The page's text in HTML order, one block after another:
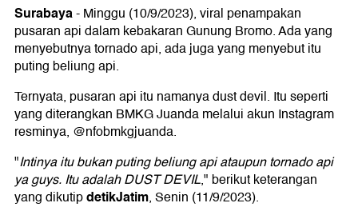
1. Siklus Dust Devil
2. Penyebab Dust Devil
3. Ciri Dust Devil
4. Beda Dust Devil dan Puting Beliung
Dust Devil:
Viral Pusaran Api dalam Kebakaran Bromo
Surabaya-Minggu (10/9/2023), viral penampakan
pusaran api dalam kebakaran Gunung Bromo. Ada yang
menyebutnya tornado api, ada juga yang menyebut itu
puting beliung api.
Ternyata, pusaran api itu namanya dust devil. Itu seperti
yang diterangkan BMKG Juanda melalui akun Instagram
resminya, @nfobmkgjuanda.
"Intinya itu bukan puting beliung api ataupun tornado api
ya guys. Itu adalah DUST DEVIL," berikut keterangan
yang dikutipdetikJatim, Senin (11/9/2023).